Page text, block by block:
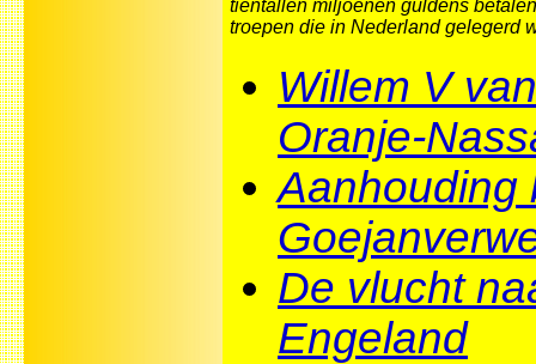
tientallen miljoenen guldens
troepen die in Nederland gelegerd
Willem V van
Oranje-
Aanhouding
De vlucht
Engeland